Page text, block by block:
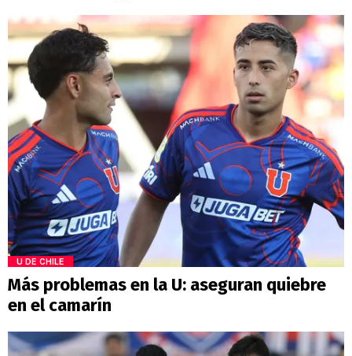
U DE CHILE
Más problemas en la U: aseguran quiebre
en el camarín